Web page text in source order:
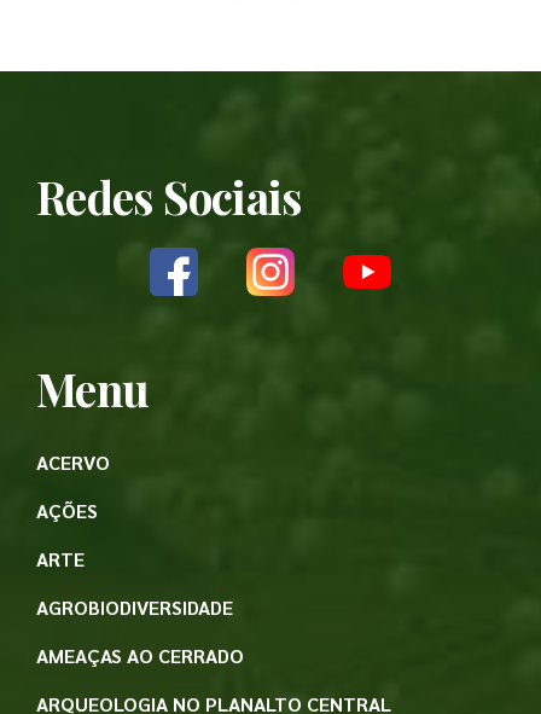
Redes Sociais
Menu
ACERVO
AÇÕES
ARTE
AGROBIODIVERSIDADE
AMEAÇAS AO CERRADO
ARQUEOLOGIA NO PLANALTO CENTRAL